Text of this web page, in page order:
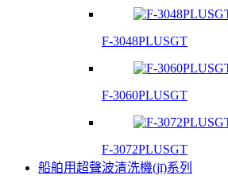
F-3048PLUSGT
F-3060PLUSGT
F-3072PLUSGT
船舶用超聲波清洗機(jī)系列